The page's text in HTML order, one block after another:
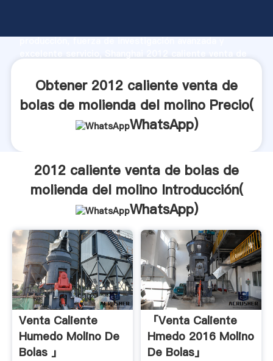
producción, fuerza de investigación avanzada y
y aporta valores a todos los clientes.
Obtener 2012 caliente venta de
bolas de molienda del molino Precio(
WhatsApp)
2012 caliente venta de bolas de
molienda del molino Introducción(
WhatsApp)
Venta Caliente
Humedo Molino De
Bolas 」
「venta Caliente
Hmedo 2016 Molino
De Bolas」